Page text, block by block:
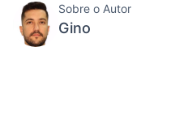
Sobre o Autor
Gino